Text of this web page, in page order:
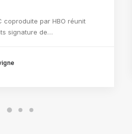
coproduite par HBO réunit
signature de…